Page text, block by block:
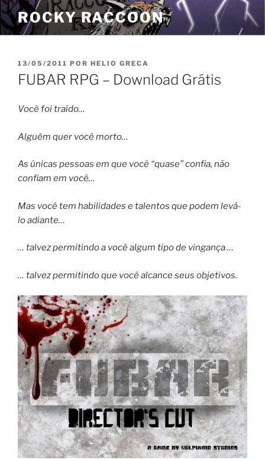
Pular
para
o
ROCKY RACCOON
PUBLICADO
EM
13/05/2011 POR HELIO GRECA
FUBAR RPG – Download Grátis
Você foi traído…
Alguém quer você morto…
As únicas pessoas em que você “quase” confia, não
confiam em você…
Mas você tem habilidades e talentos que podem levá-
lo adiante…
… talvez permitindo a você algum tipo de vingança …
… talvez permitindo que você alcance seus objetivos.